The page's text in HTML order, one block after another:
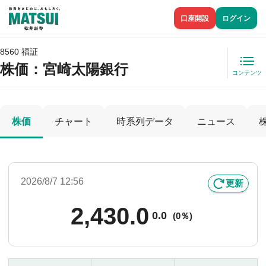
口座開設 ログイン
8560 福証
株価 ：宮崎太陽銀行 コンテンツ
株価 チャート 時系列データ ニュース
2026/8/7 12:56 更新
2,430.0 0.0 (0％)